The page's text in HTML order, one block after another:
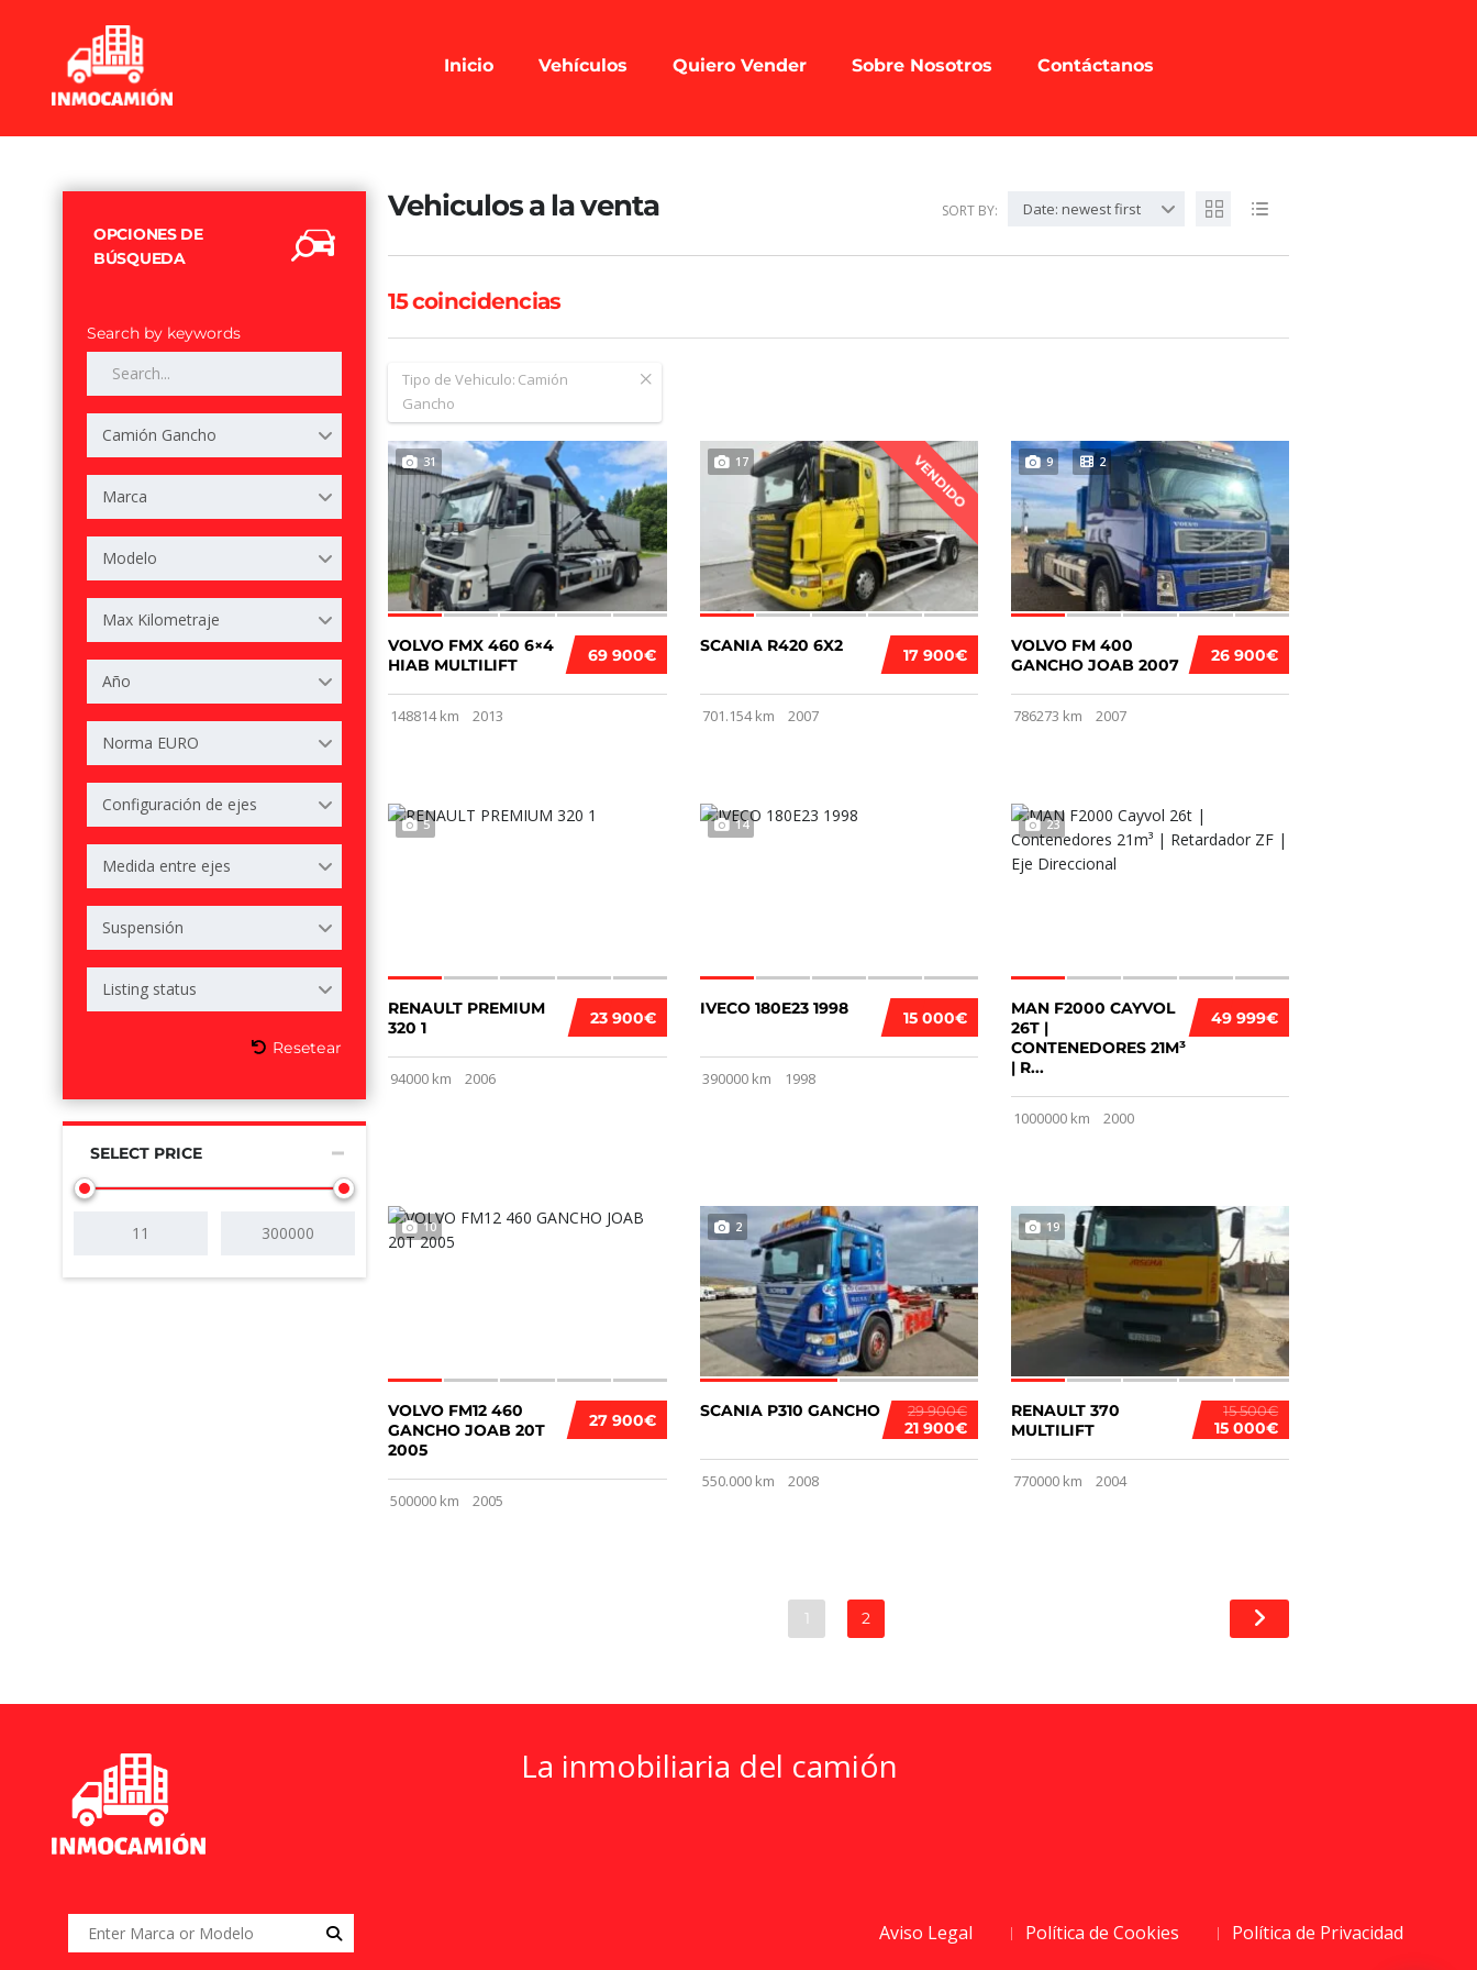
Inicio Vehículos Quiero Vender Sobre Nosotros Contáctanos
OPCIONES DE
BÚSQUEDA
Search by keywords
Camión Gancho
Marca
Modelo
Max Kilometraje
Año
Norma EURO
Configuración de ejes
Medida entre ejes
Suspensión
Listing status
Resetear
SELECT PRICE
Vehiculos a la venta SORT BY: Date: newest first
15coincidencias
Tipo de Vehiculo:Camión
Gancho
31
69 900€
VOLVO FMX 460 6×4
HIAB MULTILIFT
148814 km 2013
VENDIDO
17
17 900€
SCANIA R420 6X2
701.154 km 2007
9 2
26 900€
VOLVO FM 400
GANCHO JOAB 2007
786273 km 2007
5
23 900€
RENAULT PREMIUM
320 1
94000 km 2006
14
15 000€
IVECO 180E23 1998
390000 km 1998
23
49 999€
MAN F2000 CAYVOL
26T |
CONTENEDORES 21M³
| R...
1000000 km 2000
10
27 900€
VOLVO FM12 460
GANCHO JOAB 20T
2005
500000 km 2005
2
29 900€
21 900€
SCANIA P310 GANCHO
550.000 km 2008
19
15 500€
15 000€
RENAULT 370
MULTILIFT
770000 km 2004
1 2
La inmobiliaria del camión
Aviso Legal Política de Cookies Política de Privacidad